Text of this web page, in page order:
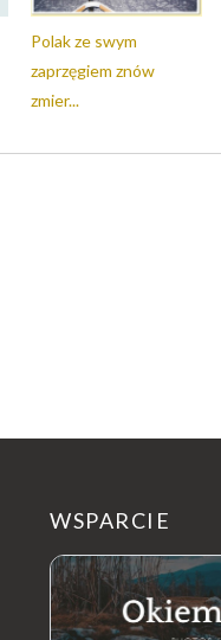
Polak ze swym
zaprzęgiem znów
zmier...
WSPARCIE